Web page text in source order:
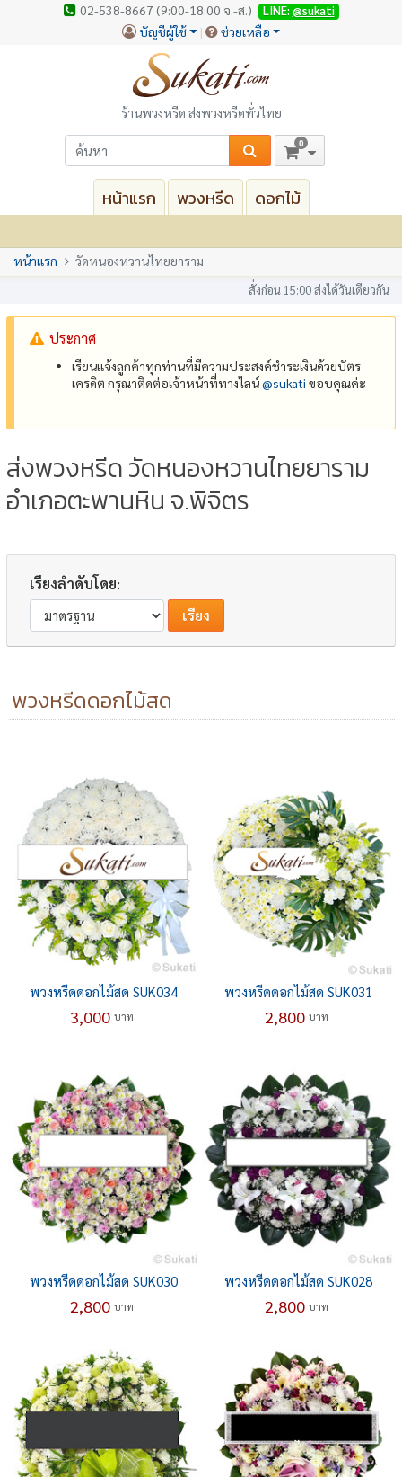
02-538-8667 (9:00-18:00 จ.-ส.) LINE: @sukati
บัญชีผู้ใช้ ช่วยเหลือ
ร้านพวงหรีด ส่งพวงหรีดทั่วไทย
0
หน้าแรก พวงหรีด ดอกไม้
หน้าแรก วัดหนองหวานไทยยาราม
สั่งก่อน 15:00 ส่งได้วันเดียวกัน
ประกาศ
เรียนแจ้งลูกค้าทุกท่านที่มีความประสงค์ชำระเงินด้วยบัตร
เครดิต กรุณาติดต่อเจ้าหน้าที่ทางไลน์@‌sukati ขอบคุณค่ะ
ส่งพวงหรีด วัดหนองหวานไทยยาราม
อำเภอตะพานหิน จ.พิจิตร
เรียงลำดับโดย:
พวงหรีดดอกไม้สด
พวงหรีดดอกไม้สด SUK034
3,000 บาท
พวงหรีดดอกไม้สด SUK031
2,800 บาท
พวงหรีดดอกไม้สด SUK030
2,800 บาท
พวงหรีดดอกไม้สด SUK028
2,800 บาท